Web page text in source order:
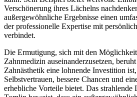
Verschönerung ihres Lächelns
außergewöhnliche Ergebnisse einen
der professionelle Expertise mit
verbindet.
Die Ermutigung, sich mit den
Zahnmedizin auseinanderzusetzen,
Zahnästhetik eine lohnende Investition
Selbstvertrauen, bessere Chancen und
erhebliche Vorteile bietet. Das